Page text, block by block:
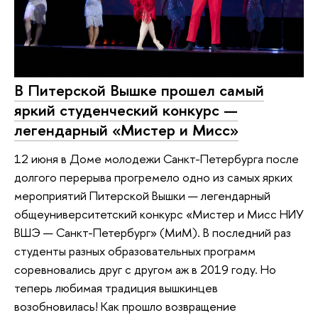
В Питерской Вышке прошел самый
яркий студенческий конкурс —
легендарный «Мистер и Мисс»
12 июня в Доме молодежи Санкт-Петербурга после
долгого перерыва прогремело одно из самых ярких
мероприятий Питерской Вышки — легендарный
общеуниверситетский конкурс «Мистер и Мисс НИУ
ВШЭ — Санкт-Петербург» (МиМ). В последний раз
студенты разных образовательных программ
соревновались друг с другом аж в 2019 году. Но
теперь любимая традиция вышкинцев
возобновилась! Как прошло возвращение